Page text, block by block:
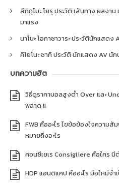
สึกิกุโมะ โยรุ ประวัติ เส้นทาง ผลงา
มาแรง
นาโนะ โอกาซาวาระ ประวัตินักแสดง
คิโยโนะ ซากิ ประวัติ นักแสดง AV
บทความฮิต
วิธีดูราคาบอลสูงต่ำ Over และ
พลาด !!
FWB คืออะไร ไขข้อข้องใจความ
หมายถึงอะไร
คอนซีเยเร Consigliere คือใคร มี
HDP แฮนดิแคป คืออะไร มือใหม่จ